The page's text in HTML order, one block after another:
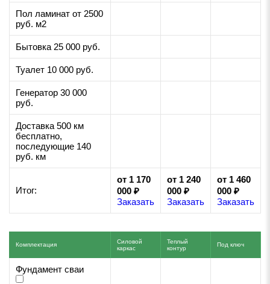
Пол ламинат от 2500
руб. м2
Бытовка 25 000 руб.
Туалет 10 000 руб.
Генератор 30 000
руб.
Доставка 500 км
бесплатно,
последующие 140
руб. км
Итог:
от 1 170
000 ₽
Заказать
от 1 240
000 ₽
Заказать
от 1 460
000 ₽
Заказать
Комплектация
Силовой
каркас
Теплый
контур
Под ключ
Фундамент сваи